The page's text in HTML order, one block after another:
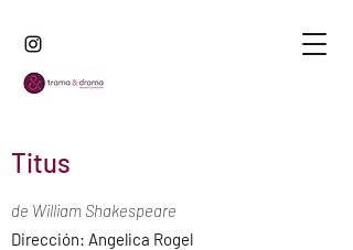
Titus
de William Shakespeare
Dirección: Angelica Rogel